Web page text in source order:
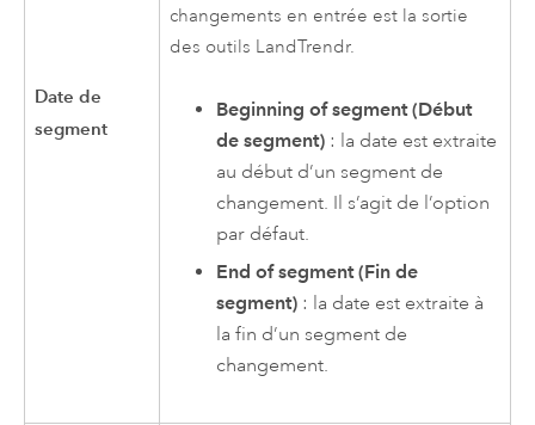
Date de
segment
changements en entrée est la sortie
des outils LandTrendr.
Beginning of segment (Début
de segment) : la date est extraite
au début d’un segment de
changement. Il s’agit de l’option
par défaut.
End of segment (Fin de
segment) : la date est extraite à
la fin d’un segment de
changement.